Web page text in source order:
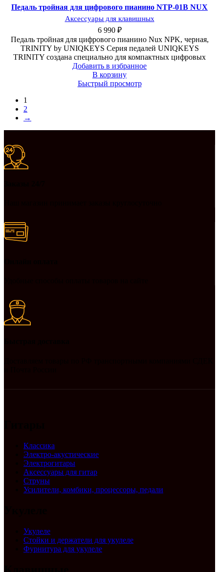
Педаль тройная для цифрового пианино NTP-01B NUX
Аксессуары для клавишных
6 990 ₽
Педаль тройная для цифрового пианино Nux NPK, черная,
TRINITY by UNIQKEYS Серия педалей UNIQKEYS
TRINITY создана специально для компактных цифровых
Добавить в избранное
В корзину
Быстрый просмотр
1
2
→
Классика
Электро-акустические
Электрогитары
Аксессуары для гитар
Струны
Усилители, комбики, процессоры, педали
Укулеле
Стойки и держатели для укулеле
Фурнитура для укулеле